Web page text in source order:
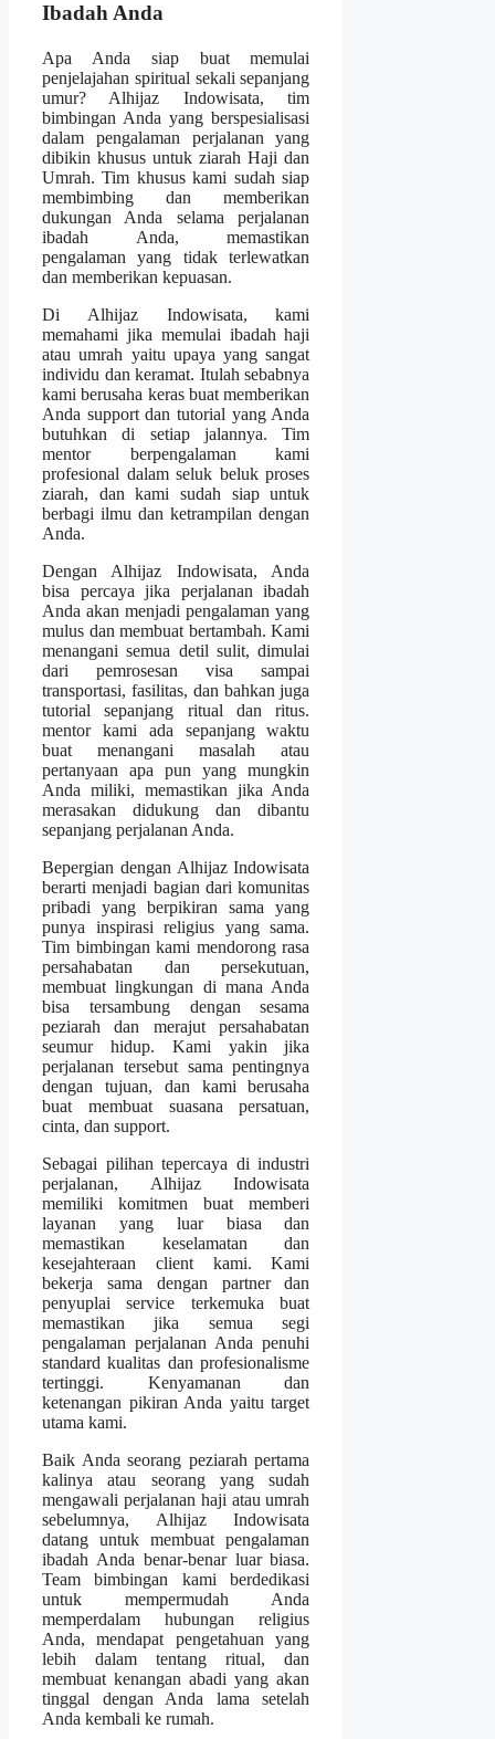
Ibadah Anda
Apa Anda siap buat memulai
penjelajahan spiritual sekali sepanjang
umur? Alhijaz Indowisata, tim
bimbingan Anda yang berspesialisasi
dalam pengalaman perjalanan yang
dibikin khusus untuk ziarah Haji dan
Umrah. Tim khusus kami sudah siap
membimbing dan memberikan
dukungan Anda selama perjalanan
ibadah Anda, memastikan
pengalaman yang tidak terlewatkan
dan memberikan kepuasan.
Di Alhijaz Indowisata, kami
memahami jika memulai ibadah haji
atau umrah yaitu upaya yang sangat
individu dan keramat. Itulah sebabnya
kami berusaha keras buat memberikan
Anda support dan tutorial yang Anda
butuhkan di setiap jalannya. Tim
mentor berpengalaman kami
profesional dalam seluk beluk proses
ziarah, dan kami sudah siap untuk
berbagi ilmu dan ketrampilan dengan
Anda.
Dengan Alhijaz Indowisata, Anda
bisa percaya jika perjalanan ibadah
Anda akan menjadi pengalaman yang
mulus dan membuat bertambah. Kami
menangani semua detil sulit, dimulai
dari pemrosesan visa sampai
transportasi, fasilitas, dan bahkan juga
tutorial sepanjang ritual dan ritus.
mentor kami ada sepanjang waktu
buat menangani masalah atau
pertanyaan apa pun yang mungkin
Anda miliki, memastikan jika Anda
merasakan didukung dan dibantu
sepanjang perjalanan Anda.
Bepergian dengan Alhijaz Indowisata
berarti menjadi bagian dari komunitas
pribadi yang berpikiran sama yang
punya inspirasi religius yang sama.
Tim bimbingan kami mendorong rasa
persahabatan dan persekutuan,
membuat lingkungan di mana Anda
bisa tersambung dengan sesama
peziarah dan merajut persahabatan
seumur hidup. Kami yakin jika
perjalanan tersebut sama pentingnya
dengan tujuan, dan kami berusaha
buat membuat suasana persatuan,
cinta, dan support.
Sebagai pilihan tepercaya di industri
perjalanan, Alhijaz Indowisata
memiliki komitmen buat memberi
layanan yang luar biasa dan
memastikan keselamatan dan
kesejahteraan client kami. Kami
bekerja sama dengan partner dan
penyuplai service terkemuka buat
memastikan jika semua segi
pengalaman perjalanan Anda penuhi
standard kualitas dan profesionalisme
tertinggi. Kenyamanan dan
ketenangan pikiran Anda yaitu target
utama kami.
Baik Anda seorang peziarah pertama
kalinya atau seorang yang sudah
mengawali perjalanan haji atau umrah
sebelumnya, Alhijaz Indowisata
datang untuk membuat pengalaman
ibadah Anda benar-benar luar biasa.
Team bimbingan kami berdedikasi
untuk mempermudah Anda
memperdalam hubungan religius
Anda, mendapat pengetahuan yang
lebih dalam tentang ritual, dan
membuat kenangan abadi yang akan
tinggal dengan Anda lama setelah
Anda kembali ke rumah.